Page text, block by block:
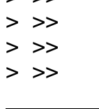
>
>
> >>